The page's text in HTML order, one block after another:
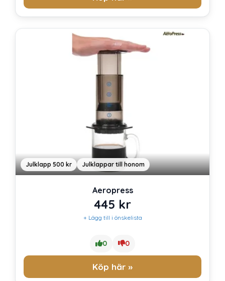
Julklapp 500 kr Julklappar till honom
Aeropress
445 kr
+ Lägg till i önskelista
0 0
Köp här »